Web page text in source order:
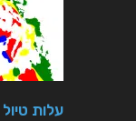
עלות טיול